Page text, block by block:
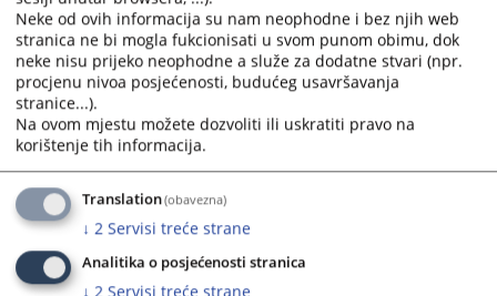
Naziv institucije:
Osnovni sud u Tesliću
Adresa:
Karađorđeva bb, 74270 Teslić
Telefon:
053 431 559 - Centrala
Telefaks:
Adresa elektronske pošte:
ossud-teslic@pravosudje.ba
Web stranica:
https://ossud-teslic.pravosudje.ba
Radno vrijeme:
Predsjednik:
Ljiljana Mikanović
Potvrde koje se
mogu dobiti u sudu:
Uvjerenje da se ne vodi krivični postupak,
Osoba za odnose s javnošću:
Neke od ovih informacija su nam neophodne i bez njih web
stranica ne bi mogla fukcionisati u svom punom obimu, dok
neke nisu prijeko neophodne a služe za dodatne stvari (npr.
procjenu nivoa posjećenosti, budućeg usavršavanja
stranice...).
Na ovom mjestu možete dozvoliti ili uskratiti pravo na
korištenje tih informacija.
Translation(obavezna)
↓ 2 Servisi treće strane
Analitika o posjećenosti stranica
↓ 2 Servisi treće strane